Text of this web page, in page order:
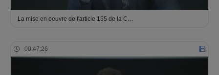
La mise en oeuvre de l'article 155 de la C…
00:47:26